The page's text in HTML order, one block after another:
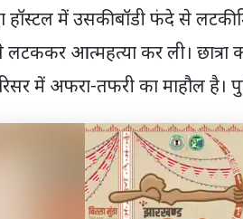
हॉस्टल में उसकी बॉडी फंदे से लटकी
आत्महत्या कर ली।
में अफरा-तफरी का माहौल है।